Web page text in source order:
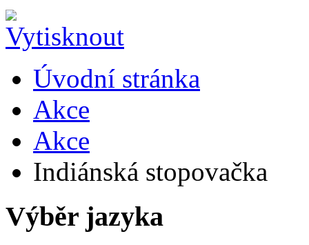
Úvodní stránka
Akce
Akce
Indiánská stopovačka
Výběr jazyka